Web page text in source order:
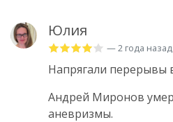
Юлия
— 2 года назад
Напрягали перерывы
Андрей Миронов умер
аневризмы.